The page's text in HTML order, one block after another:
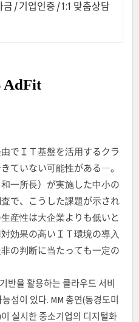
/ 기업인증 / 1:1 맞춤상담
でＩＴ基盤を活用するクラ
ていない可能性がある―。
一所長）が実施した中小の
で、こうした課題が示され
産性は大企業よりも低いと
効果の高いＩＴ環境の導入
の判断に当たっても一定の
반을 활용하는 클라우드 서비
성이 있다. MM 총연(동경도미
실시한 중소기업의 디지털화